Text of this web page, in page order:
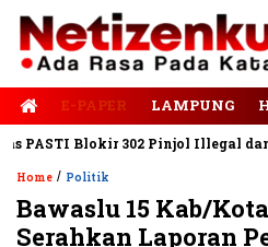
E-PAPER LAMPUNG
Blokir 302 Pinjol Illegal dan
Home / Politik
Bawaslu 15 Kab/
Serahkan Laporan